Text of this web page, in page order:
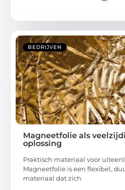
BEDRIJVEN
Magneetfolie als
oplossing
Praktisch materiaal voor
Magneetfolie is een flexibel,
materiaal dat zich